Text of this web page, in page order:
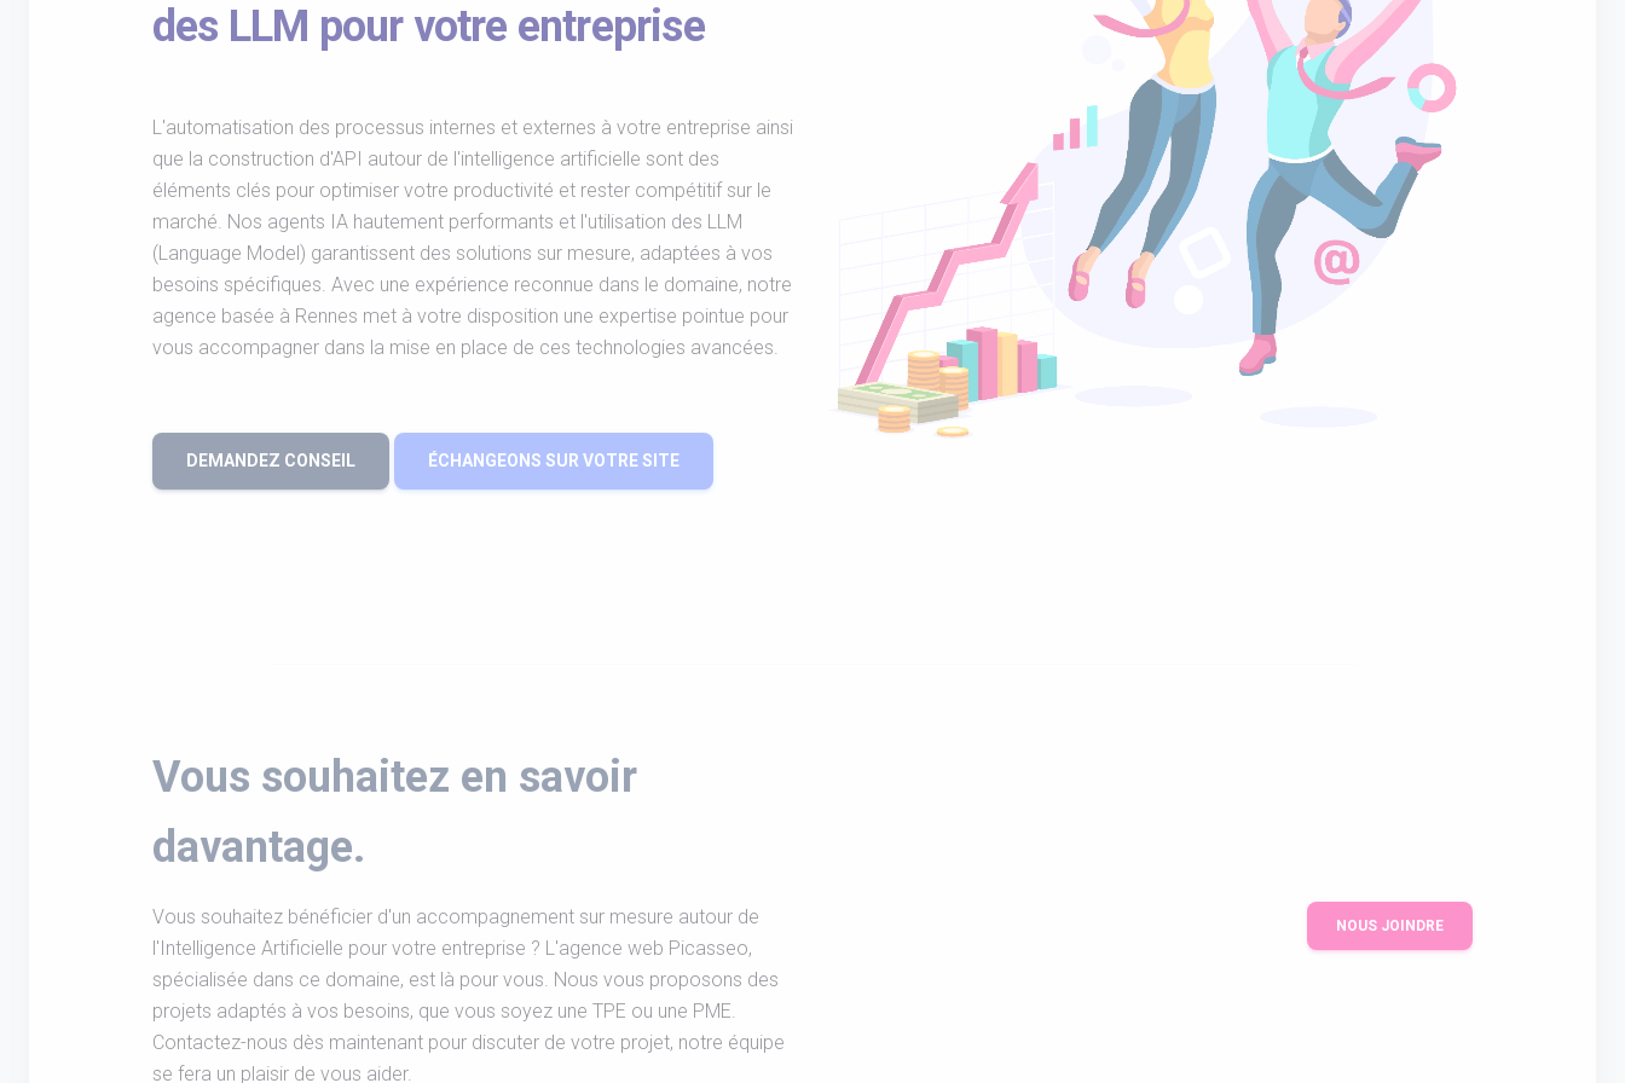
des LLM pour votre entreprise
L'automatisation des processus internes et externes à votre entreprise ainsi
que la construction d'API autour de l'intelligence artificielle sont des
éléments clés pour optimiser votre productivité et rester compétitif sur le
marché. Nos agents IA hautement performants et l'utilisation des LLM
(Language Model) garantissent des solutions sur mesure, adaptées à vos
besoins spécifiques. Avec une expérience reconnue dans le domaine, notre
agence basée à Rennes met à votre disposition une expertise pointue pour
vous accompagner dans la mise en place de ces technologies avancées.
DEMANDEZ CONSEIL ÉCHANGEONS SUR VOTRE SITE
Vous souhaitez en savoir
davantage.
Vous souhaitez bénéficier d'un accompagnement sur mesure autour de
l'Intelligence Artificielle pour votre entreprise ? L'agence web Picasseo,
spécialisée dans ce domaine, est là pour vous. Nous vous proposons des
projets adaptés à vos besoins, que vous soyez une TPE ou une PME.
Contactez-nous dès maintenant pour discuter de votre projet, notre équipe
se fera un plaisir de vous aider.
NOUS JOINDRE